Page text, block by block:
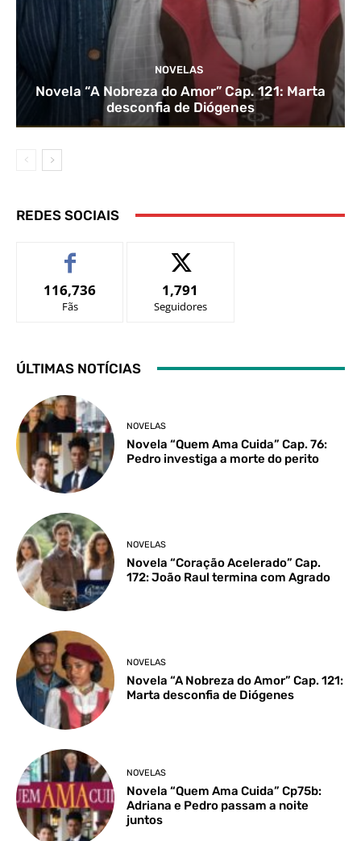
NOVELAS
Novela “A Nobreza do Amor” Cap. 121: Marta
desconfia de Diógenes
REDES SOCIAIS
116,736
Fãs
1,791
Seguidores
ÚLTIMAS NOTÍCIAS
NOVELAS
Novela “Quem Ama Cuida” Cap. 76:
Pedro investiga a morte do perito
NOVELAS
Novela “Coração Acelerado” Cap.
172: João Raul termina com Agrado
NOVELAS
Novela “A Nobreza do Amor” Cap. 121:
Marta desconfia de Diógenes
NOVELAS
Novela “Quem Ama Cuida” Cp75b:
Adriana e Pedro passam a noite
juntos